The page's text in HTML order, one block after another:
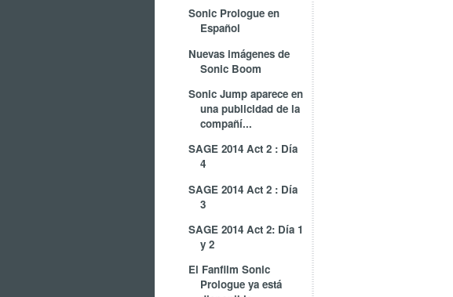
Sonic Prologue en
Español
Nuevas imágenes de
Sonic Boom
Sonic Jump aparece en
una publicidad de la
compañí...
SAGE 2014 Act 2 : Día
4
SAGE 2014 Act 2 : Día
3
SAGE 2014 Act 2: Día 1
y 2
El Fanfilm Sonic
Prologue ya está